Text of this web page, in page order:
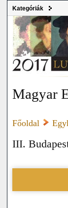
Kategóriák
Magyar
Főoldal
III.